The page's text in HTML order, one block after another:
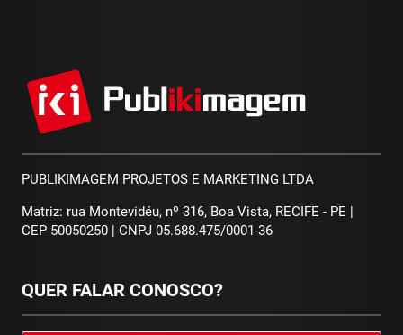
PUBLIKIMAGEM PROJETOS E MARKETING LTDA
Matriz: rua Montevidéu, nº 316, Boa Vista, RECIFE - PE |
CEP 50050250 | CNPJ 05.688.475/0001-36
QUER FALAR CONOSCO?